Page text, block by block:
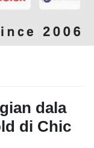
dala
di Chic